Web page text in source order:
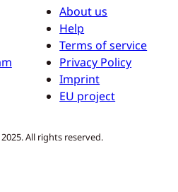
About us
Help
Terms of service
Privacy Policy
Imprint
EU project
All rights reserved.